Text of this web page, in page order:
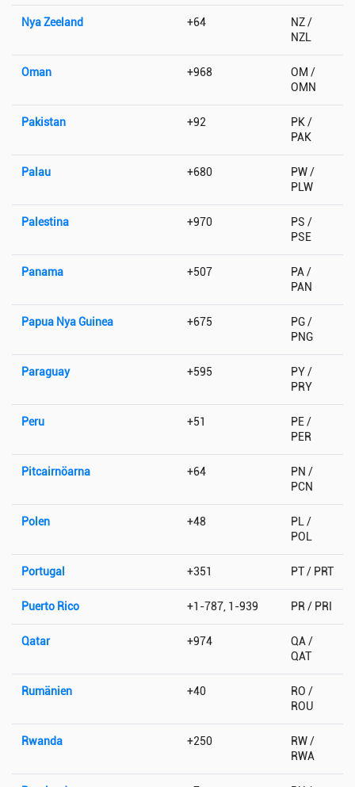
Nya Zeeland +64
NZ /
NZL
Oman +968
OM /
OMN
Pakistan +92
PK /
PAK
Palau +680
PW /
PLW
Palestina +970
PS /
PSE
Panama +507
PA /
PAN
Papua Nya Guinea +675
PG /
PNG
Paraguay +595
PY /
PRY
Peru +51
PE /
PER
Pitcairnöarna +64
PN /
PCN
Polen +48
PL /
POL
Portugal +351 PT / PRT
Puerto Rico +1-787, 1-939 PR / PRI
Qatar +974
QA /
QAT
Rumänien +40
RO /
ROU
Rwanda +250
RW /
RWA